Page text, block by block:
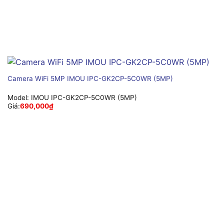
Camera WiFi 5MP IMOU IPC-GK2CP-5C0WR (5MP)
Model: IMOU IPC-GK2CP-5C0WR (5MP)
Giá:690,000₫